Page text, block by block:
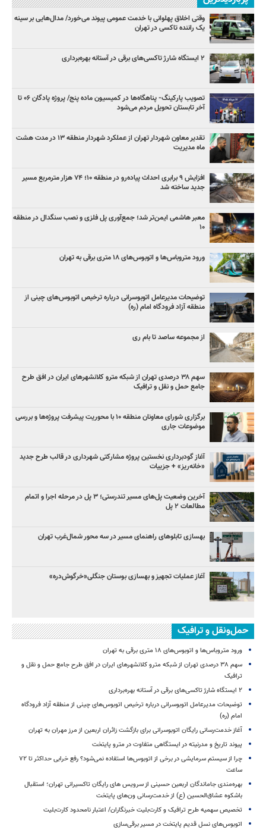
وقتی اخلاق پهلوانی با خدمت عمومی پیوند می‌خورد/ مدال‌هایی بر سینه
یک راننده تاکسی در تهران
۲ ایستگاه شارژ تاکسی‌های برقی در آستانه بهره‌برداری
تصویب پارکینگ- پناهگاه‌ها در کمیسیون ماده پنج/ پروژه پادگان ۰۶ تا
آخر تابستان تحویل مردم می‌شود
تقدیر معاون شهردار تهران از عملکرد شهردار منطقه ۱۳ در مدت هشت
ماه مدیریت
افزایش ۹ برابری احداث پیاده‌رو در منطقه ۱۰؛ ۷۴ هزار مترمربع مسیر
جدید ساخته شد
معبر هاشمی ایمن‌تر شد؛ جمع‌آوری پل فلزی و نصب سنگدال در منطقه
۱۰
ورود متروباس‌ها و اتوبوس‌های ۱۸ متری برقی به تهران
توضیحات مدیرعامل اتوبوسرانی درباره ترخیص اتوبوس‌های چینی از
منطقه آزاد فرودگاه امام (ره)
از مجموعه ساصد تا بام ری
سهم ۳۸ درصدی تهران از شبکه مترو کلانشهرهای ایران در افق طرح
جامع حمل و نقل و ترافیک
برگزاری شورای معاونان منطقه ۱۰ با محوریت پیشرفت پروژه‌ها و بررسی
موضوعات جاری
آغاز گودبرداری نخستین پروژه مشارکتی شهرداری در قالب طرح جدید
«خانه‌ریز» + جزییات
آخرین وضعیت پل‌های مسیر تندرستی؛ ۳ پل در مرحله اجرا و اتمام
مطالعات ۲ پل
بهسازی تابلوهای راهنمای مسیر در سه محور شمال‌غرب تهران
آغاز عملیات تجهیز و بهسازی بوستان جنگلی«خرگوش‌دره»
حمل‌ونقل و ترافیک
ورود متروباس‌ها و اتوبوس‌های ۱۸ متری برقی به تهران
سهم ۳۸ درصدی تهران از شبکه مترو کلانشهرهای ایران در افق طرح جامع حمل و نقل و
ترافیک
۲ ایستگاه شارژ تاکسی‌های برقی در آستانه بهره‌برداری
توضیحات مدیرعامل اتوبوسرانی درباره ترخیص اتوبوس‌های چینی از منطقه آزاد فرودگاه
امام (ره)
آغاز خدمت‌رسانی رایگان اتوبوسرانی برای بازگشت زائران اربعین از مرز مهران به تهران
پیوند تاریخ و مدرنیته در ایستگاهی متفاوت در مترو پایتخت
چرا از سیستم سرمایشی در برخی از اتوبوس‌ها استفاده نمی‌شود؟ رفع خرابی حداکثر تا ۷۲
ساعت
بهره‌مندی جاماندگان اربعین حسینی از سرویس‌ های رایگان تاکسیرانی تهران؛ استقبال
باشکوه عشاق‌الحسین (ع) از خدمت‌رسانی ون‌های پایتخت
تخصیص سهمیه طرح ترافیک و کارت‌بلیت خبرنگاران/ اعتبار نامحدود کارت‌بلیت
اتوبوس‌های نسل قدیم پایتخت در مسیر برقی‌سازی